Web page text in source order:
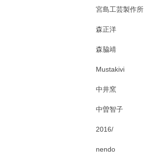
宮島工芸製作所
森正洋
森脇靖
Mustakivi
中井窯
中曽智子
2016/
nendo